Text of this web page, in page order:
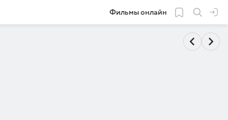
Фильмы онлайн